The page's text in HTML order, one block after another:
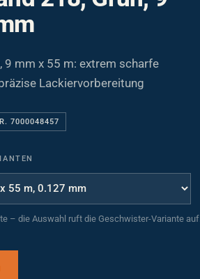
mm x 55 m: extrem scharfe
Lackiervorbereitung
7000048457
– die Auswahl ruft die Geschwister-Variante auf.